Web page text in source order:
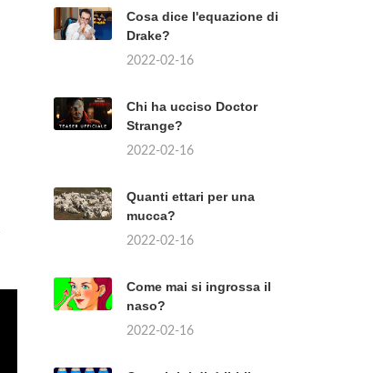
Cosa dice l'equazione di
Drake?
2022-02-16
Chi ha ucciso Doctor
Strange?
2022-02-16
Quanti ettari per una
mucca?
2022-02-16
Come mai si ingrossa il
naso?
2022-02-16